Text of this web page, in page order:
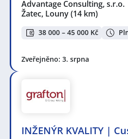
Advantage Consulting, s.r.o.
Žatec, Louny(14 km)
38 000 – 45 000 Kč
Zveřejněno: 3. srpna
INŽENÝR KVALITY |